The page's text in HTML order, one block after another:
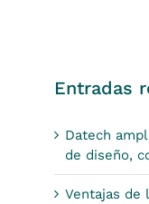
Entradas
Datech
de diseño,
Ventajas de